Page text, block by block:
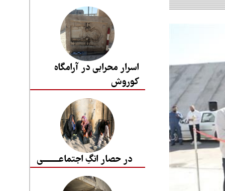
اسرار محرابی در آرامگاه
کوروش
در حصار انگِ اجتماعــــــــی